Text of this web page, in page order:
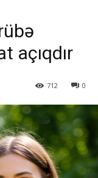
açıqdır
0
712